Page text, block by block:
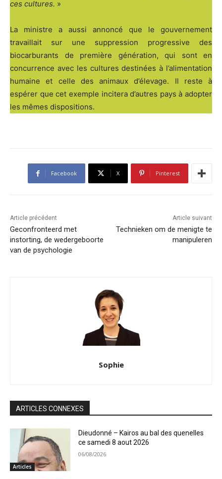
ces cultures. »
La ministre a aussi annoncé que le gouvernement
travaillait sur une suppression progressive des
biocarburants de première génération, qui sont en
concurrence avec les cultures destinées à l’alimentation
humaine et celle des animaux d’élevage. Il reste à
espérer que cet exemple incitera d’autres pays à adopter
les mêmes dispositions.
Facebook X Pinterest
Article précédent
Geconfronteerd met
instorting, de wedergeboorte
van de psychologie
Article suivant
Technieken om de menigte te
manipuleren
Sophie
ARTICLES CONNEXES
Articles
Dieudonné – Kairos au bal des quenelles
ce samedi 8 aout 2026
06/08/2026